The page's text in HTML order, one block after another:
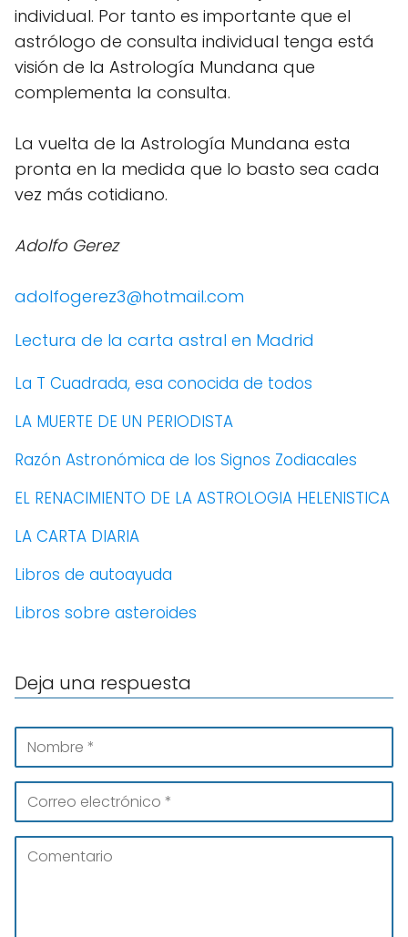
individual. Por tanto es importante que el
astrólogo de consulta individual tenga está
visión de la Astrología Mundana que
complementa la consulta.
La vuelta de la Astrología Mundana esta
pronta en la medida que lo basto sea cada
vez más cotidiano.
Adolfo Gerez
adolfogerez3@hotmail.com
Lectura de la carta astral en Madrid
La T Cuadrada, esa conocida de todos
LA MUERTE DE UN PERIODISTA
Razón Astronómica de los Signos Zodiacales
EL RENACIMIENTO DE LA ASTROLOGIA HELENISTICA
LA CARTA DIARIA
Libros de autoayuda
Libros sobre asteroides
Deja una respuesta